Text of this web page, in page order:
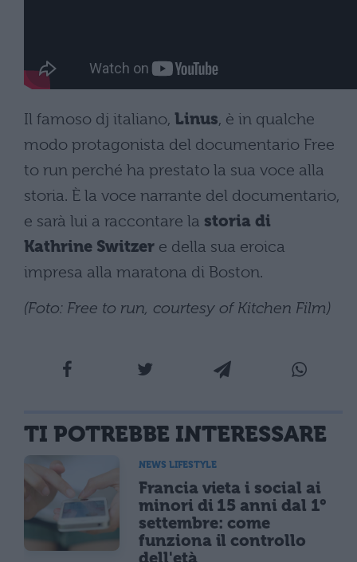
Il famoso dj italiano, Linus, è in qualche
modo protagonista del documentario Free
to run perché ha prestato la sua voce alla
storia. È la voce narrante del documentario,
e sarà lui a raccontare la storia di
Kathrine Switzer e della sua eroica
impresa alla maratona di Boston.
(Foto: Free to run, courtesy of Kitchen Film)
TI POTREBBE INTERESSARE
NEWS LIFESTYLE
Francia vieta i social ai
minori di 15 anni dal 1°
settembre: come
funziona il controllo
dell'età